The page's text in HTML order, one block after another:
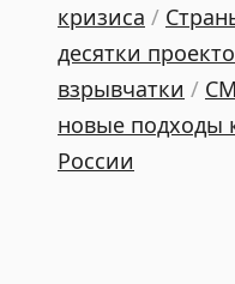
кризиса /
десятки
взрывчатки /
новые подходы
России